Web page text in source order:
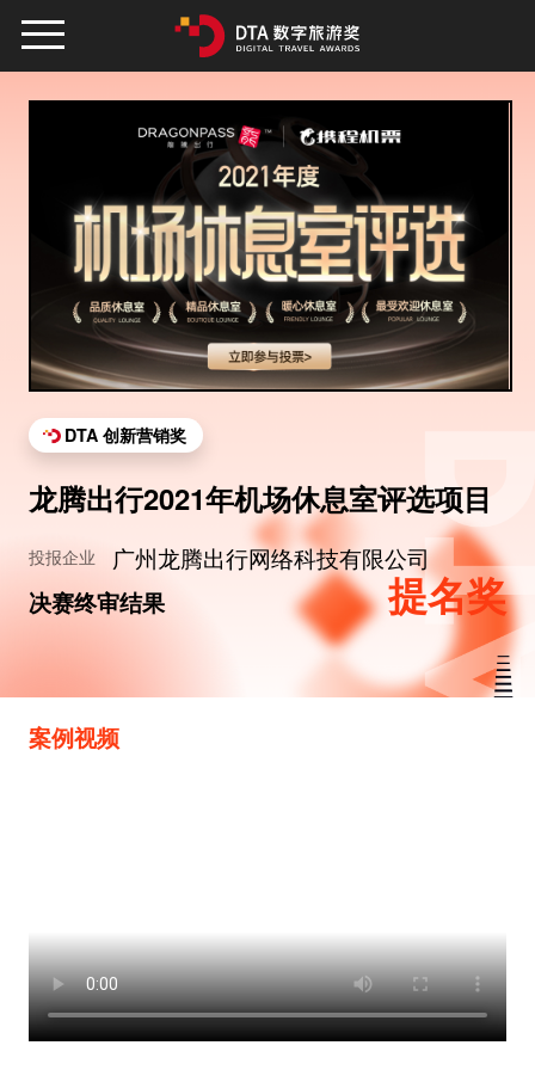
DTA 创新营销奖
龙腾出行2021年机场休息室评选项目
投报企业
广州龙腾出行网络科技有限公司
决赛终审结果
提名奖
案例视频